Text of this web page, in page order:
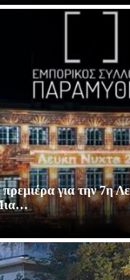
για την 7η